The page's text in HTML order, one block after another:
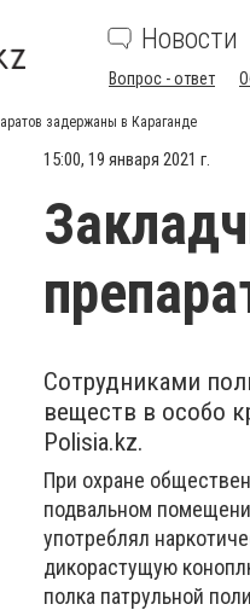
Новости
Вопрос - ответ
задержаны в Караганде
15:00, 19 января 2021 г.
Сотрудниками
веществ в особо
Polisia.kz.
При охране
подвальном
употреблял
дикорастущую
полка патрульной